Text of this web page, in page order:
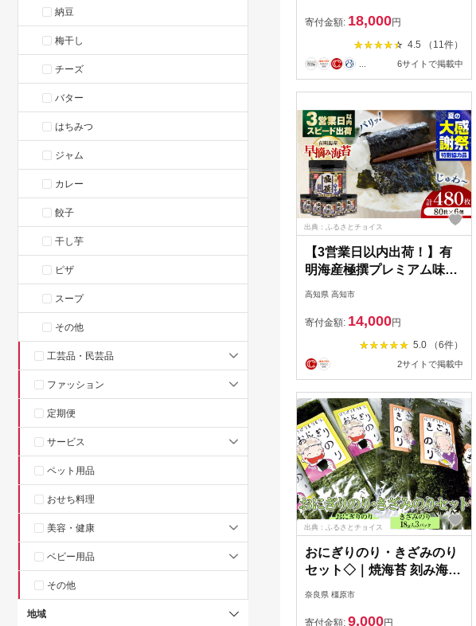
納豆
梅干し
チーズ
バター
はちみつ
ジャム
カレー
餃子
干し芋
ピザ
スープ
その他
工芸品・民芸品
ファッション
定期便
サービス
ペット用品
おせち料理
美容・健康
ベビー用品
その他
地域
寄付金額: 18,000円
4.5 （11件）
6サイトで掲載中
出典：ふるさとチョイス
【3営業日以内出荷！】有
明海産極撰プレミアム味の
り 480枚 (80枚×6個) / 食料
品 保存 保管 緊急時 非常食
非常時 非常用 地震 災害 災
害備蓄品 備え 備蓄 備蓄品
常備 防災 防災グッズ 防災
セット ストック 買いだめ
まとめ買い 【株式会社かね
岩海苔】[ATAN001]
高知県 高知市
寄付金額: 14,000円
5.0 （6件）
2サイトで掲載中
出典：ふるさとチョイス
おにぎりのり・きざみのり
セット◇｜焼海苔 刻み海苔
おにぎり
奈良県 橿原市
寄付金額: 9,000円